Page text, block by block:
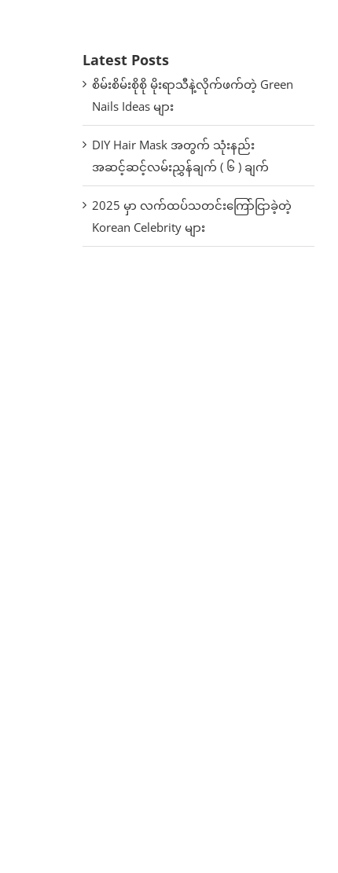
Latest Posts
စိမ်းစိမ်းစိုစို မိုးရာသီနဲ့လိုက်ဖက်တဲ့ Green
Nails Ideas များ
DIY Hair Mask အတွက် သုံးနည်း
အဆင့်ဆင့်လမ်းညွှန်ချက် ( ၆ ) ချက်
2025 မှာ လက်ထပ်သတင်းကြော်ငြာခဲ့တဲ့
Korean Celebrity များ